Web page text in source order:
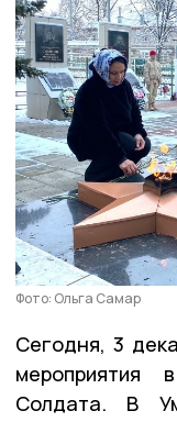
Фото: Ольга Самар
Сегодня, 3
мероприятия
Солдата. В